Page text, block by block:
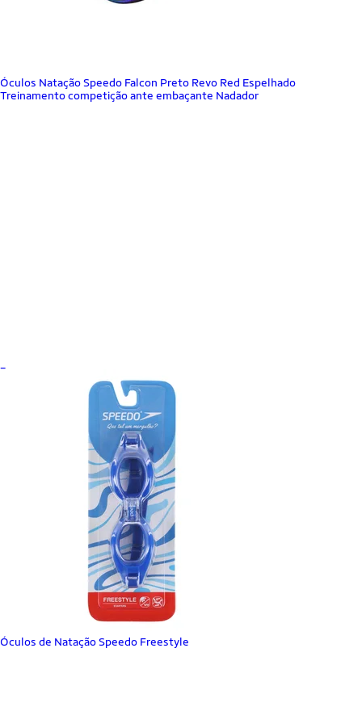
Óculos Natação Speedo Falcon Preto Revo Red Espelhado
Treinamento competição ante embaçante Nadador
Óculos de Natação Speedo Freestyle